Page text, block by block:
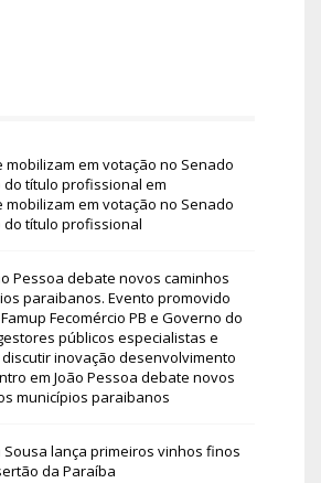
mobilizam em votação no Senado
título profissional em
mobilizam em votação no Senado
título profissional
Pessoa debate novos caminhos
paraibanos. Evento promovido
Fecomércio PB e Governo do
públicos especialistas e
inovação desenvolvimento
em João Pessoa debate novos
municípios paraibanos
Sousa lança primeiros vinhos finos
da Paraíba